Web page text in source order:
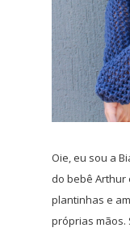
Oie, eu sou a
do bebê Arthur
plantinhas e
próprias mãos.